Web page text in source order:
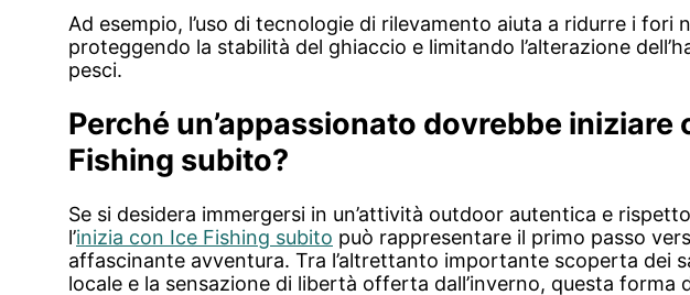
Ad esempio, l’uso di tecnologie di rilevamento aiuta a ridurre i fori
proteggendo la stabilità del ghiaccio e limitando l’alterazione
pesci.
Perché un’appassionato dovrebbe iniziare
Fishing subito?
Se si desidera immergersi in un’attività outdoor autentica e
l’inizia con Ice Fishing subito può rappresentare il primo passo
affascinante avventura. Tra l’altrettanto importante scoperta dei
locale e la sensazione di libertà offerta dall’inverno, questa forma